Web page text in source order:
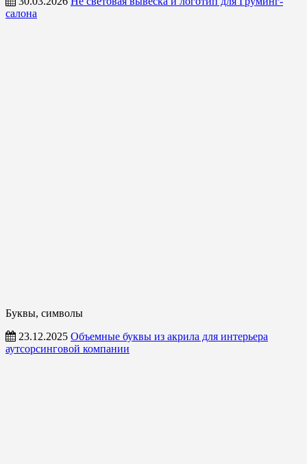
салона
Буквы, символы
23.12.2025 Объемные буквы из акрила для интерьера
аутсорсинговой компании